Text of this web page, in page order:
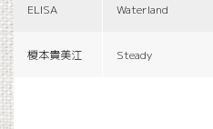
ELISA Waterland
榎本貴美江 Steady